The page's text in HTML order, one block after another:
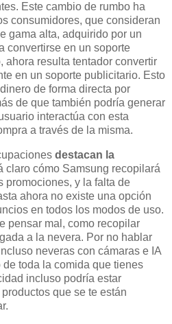
Este cambio de rumbo ha
consumidores, que consideran
gama alta, adquirido por un
convertirse en un soporte
ahora resulta tentador convertir
en un soporte publicitario. Esto
de forma directa por
de que también podría generar
interactúa con esta
a través de la misma.
destacan la
claro cómo Samsung recopilará
promociones, y la falta de
ahora no existe una opción
en todos los modos de uso.
pensar mal, como recopilar
a la nevera. Por no hablar
neveras con cámaras e IA
toda la comida que tienes
incluso podría estar
que se te están